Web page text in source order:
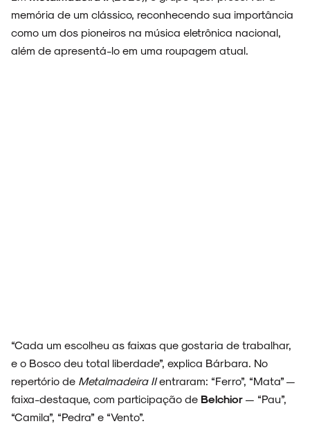
memória de um clássico, reconhecendo sua importância
como um dos pioneiros na música eletrônica nacional,
além de apresentá-lo em uma roupagem atual.
“Cada um escolheu as faixas que gostaria de trabalhar,
e o Bosco deu total liberdade”, explica Bárbara. No
repertório de Metalmadeira IIentraram: “Ferro”, “Mata” —
faixa-destaque, com participação de Belchior — “Pau”,
“Camila”, “Pedra” e “Vento”.